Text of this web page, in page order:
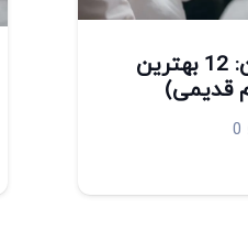
دانلود فلوت غمگین: 12 بهترین
قدیمی)
0